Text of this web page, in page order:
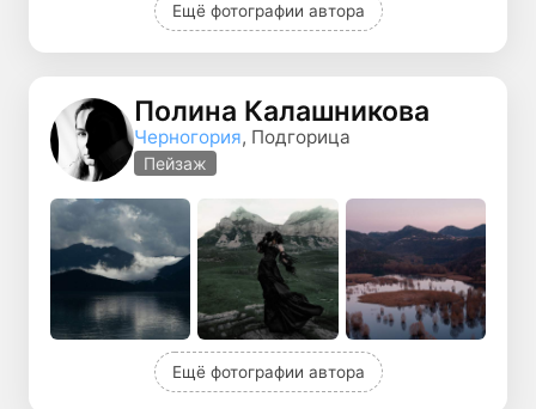
Ещё фотографии автора
Полина Калашникова
Черногория, Подгорица
Пейзаж
Ещё фотографии автора